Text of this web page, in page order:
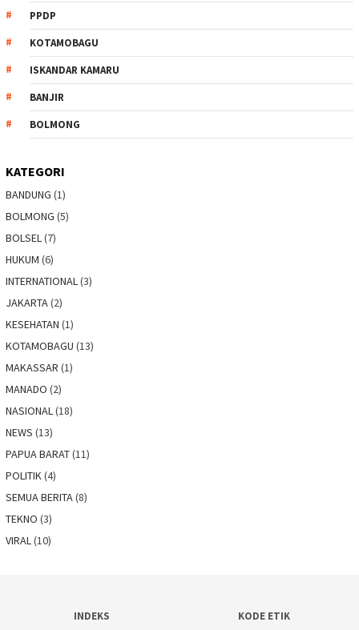
PPDP
KOTAMOBAGU
ISKANDAR KAMARU
BANJIR
BOLMONG
KATEGORI
BANDUNG (1)
BOLMONG (5)
BOLSEL (7)
HUKUM (6)
INTERNATIONAL (3)
JAKARTA (2)
KESEHATAN (1)
KOTAMOBAGU (13)
MAKASSAR (1)
MANADO (2)
NASIONAL (18)
NEWS (13)
PAPUA BARAT(11)
POLITIK (4)
SEMUA BERITA (8)
TEKNO (3)
VIRAL (10)
INDEKS KODE ETIK